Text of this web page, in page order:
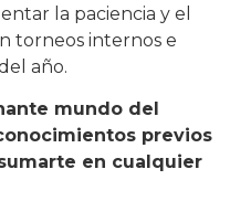
la paciencia y el
torneos internos e
año.
mundo del
previos
en cualquier